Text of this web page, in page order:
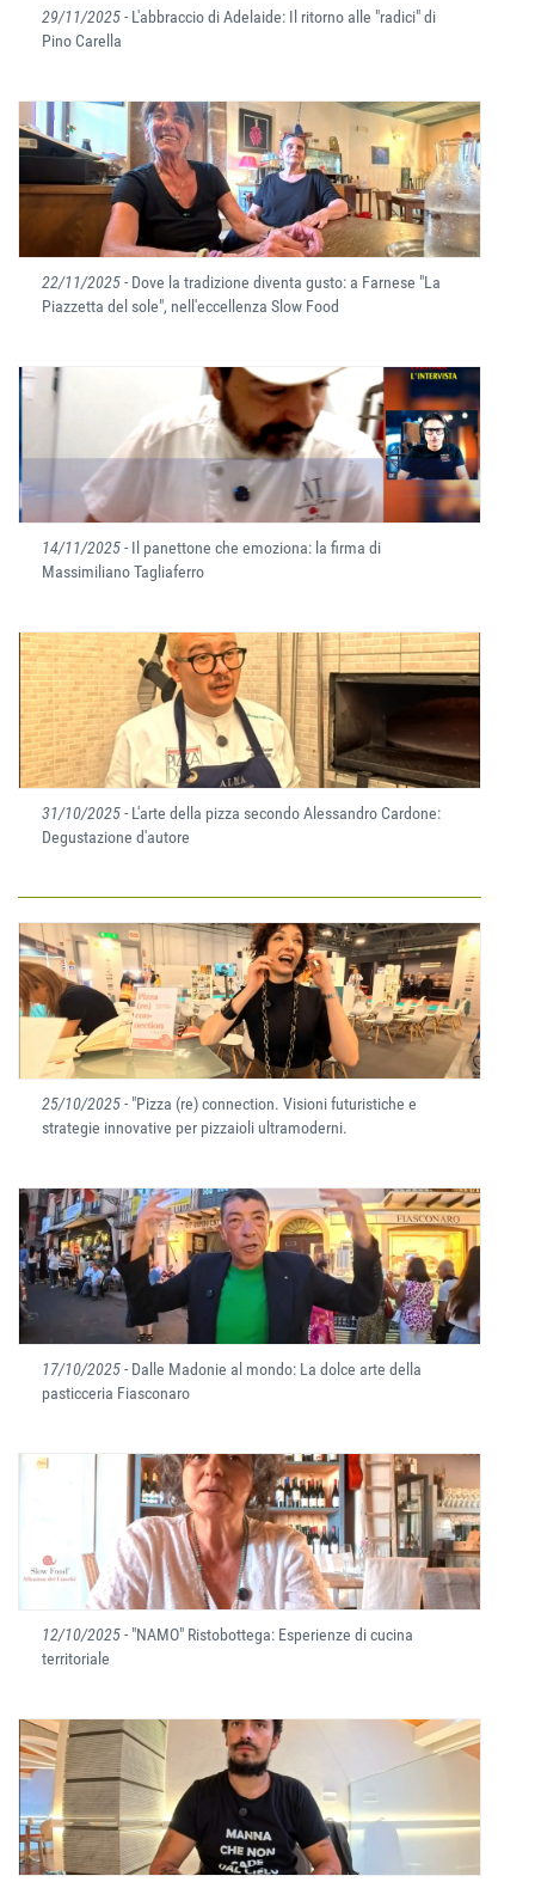
29/11/2025- L'abbraccio di Adelaide: Il ritorno alle "radici" di
Pino Carella
22/11/2025- Dove la tradizione diventa gusto: a Farnese "La
Piazzetta del sole", nell'eccellenza Slow Food
14/11/2025- Il panettone che emoziona: la firma di
Massimiliano Tagliaferro
31/10/2025- L'arte della pizza secondo Alessandro Cardone:
Degustazione d'autore
25/10/2025- "Pizza (re) connection. Visioni futuristiche e
strategie innovative per pizzaioli ultramoderni.
17/10/2025- Dalle Madonie al mondo: La dolce arte della
pasticceria Fiasconaro
12/10/2025- "NAMO" Ristobottega: Esperienze di cucina
territoriale